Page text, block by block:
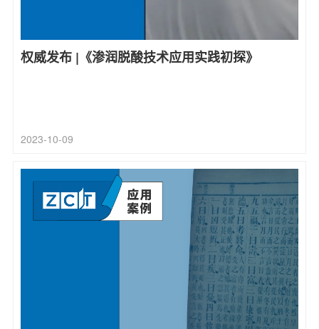
权威发布 |《渗润脱酸技术应用实践初探》
2023-10-09